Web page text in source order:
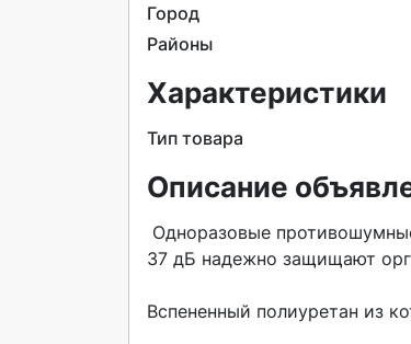
Город
Районы
Характеристики
Тип товара
Описание
37 дБ надежно защищают
Вспененный полиуретан из